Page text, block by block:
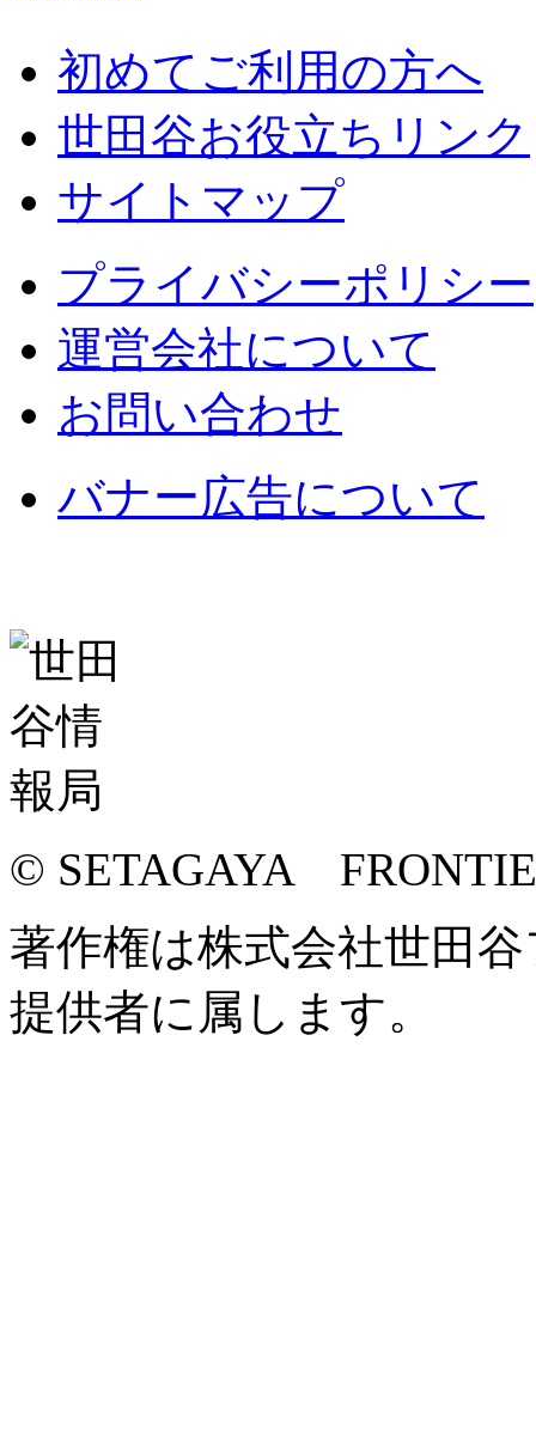
初めてご利用の方へ
世田谷お役立ちリンク
サイトマップ
プライバシーポリシー
運営会社について
お問い合わせ
バナー広告について
© SETAGAYA
著作権は株式会社世田
提供者に属します。